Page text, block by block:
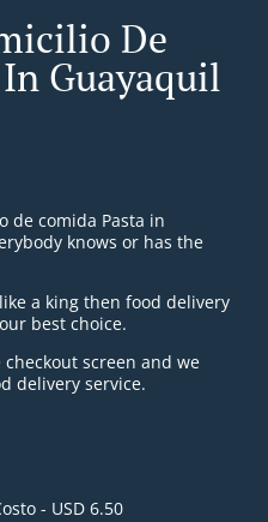
De
Guayaquil
de comida Pasta in
knows or has the
a king then food delivery
best choice.
screen and we
delivery service.
- USD 6.50